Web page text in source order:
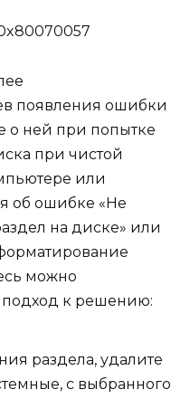
появления ошибки
о ней при попытке
при чистой
или
об ошибке «Не
на диске» или
можно
к решению:
раздела, удалите
с выбранного